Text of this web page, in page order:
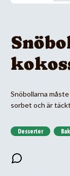
Snöbollarna
sorbet och är
Desserter